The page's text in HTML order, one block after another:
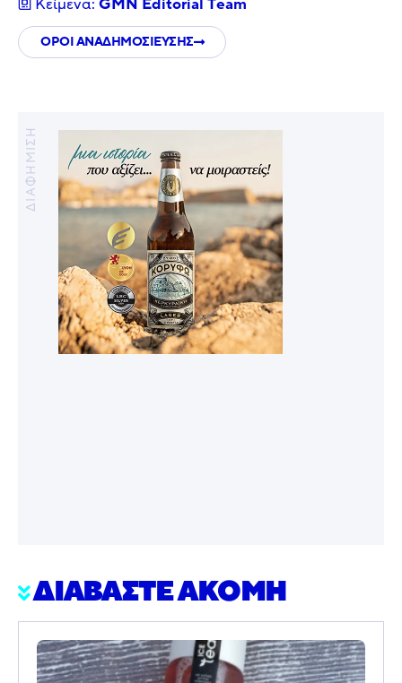
ΟΡΟΙ ΑΝΑΔΗΜΟΣΙΕΥΣΗΣ
ΔΙΑΦΗΜΙΣΗ
ΔΙΑΒΑΣΤΕ ΑΚΟΜΗ